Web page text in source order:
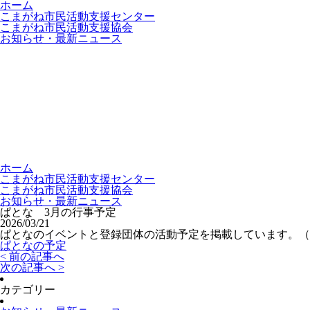
ホーム
こまがね市民活動支援センター
こまがね市民活動支援協会
お知らせ・最新ニュース
ホーム
こまがね市民活動支援センター
こまがね市民活動支援協会
お知らせ・最新ニュース
ぱとな 3月の行事予定
2026/03/21
ぱとなのイベントと登録団体の活動予定を掲載しています。（
ぱとなの予定
< 前の記事へ
次の記事へ >
カテゴリー